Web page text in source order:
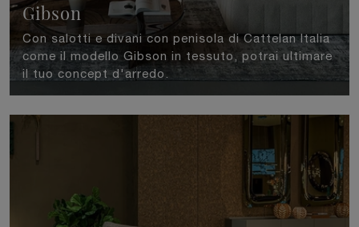
Gibson
Con salotti e divani con penisola di Cattelan Italia
come il modello Gibson in tessuto, potrai ultimare
il tuo concept d'arredo.